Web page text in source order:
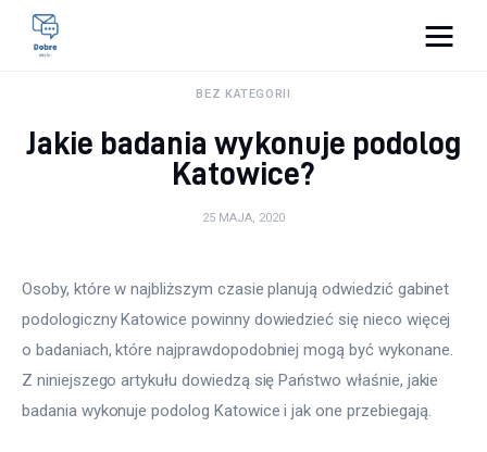
Lifestyle
Uroda
BEZ KATEGORII
Jakie badania wykonuje podolog
Katowice?
25 MAJA, 2020
Osoby, które w najbliższym czasie planują odwiedzić gabinet
podologiczny Katowice powinny dowiedzieć się nieco więcej
o badaniach, które najprawdopodobniej mogą być wykonane.
Z niniejszego artykułu dowiedzą się Państwo właśnie, jakie
badania wykonuje podolog Katowice i jak one przebiegają.